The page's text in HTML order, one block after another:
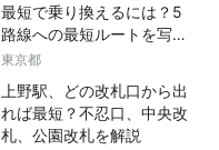
最短で乗り換えるには？5
路線への最短ルートを写真
つきでご紹介
東京都
上野駅、どの改札口から出
れば最短？不忍口、中央改
札、公園改札を解説